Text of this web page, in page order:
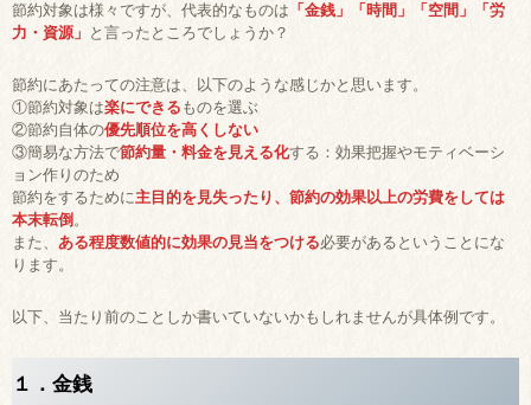
節約対象は様々ですが、代表的なものは 「金銭」「時間」「空間」「労
力・資源」 と言ったところでしょうか？
節約にあたっての注意は、以下のような感じかと思います。
①節約対象は楽にできる ものを選ぶ
②節約自体の優先順位を高くしない
③簡易な方法で節約量・料金を見える化する：効果把握やモティベーシ
ョン作りのため
節約をするために主目的を見失ったり、節約の効果以上の労費をしては
本末転倒 。
また、 ある程度数値的に効果の見当をつける必要があるということにな
ります。
以下、当たり前のことしか書いていないかもしれませんが具体例です。
１．金銭